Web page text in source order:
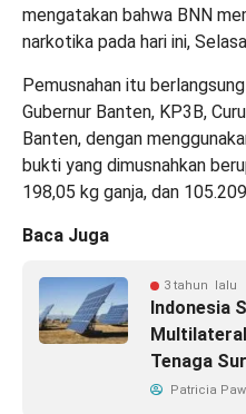
mengatakan bahwa BNN
narkotika pada hari ini,
Pemusnahan itu
Gubernur Banten, KP3B,
Banten, dengan
bukti yang dimusnahkan
198,05 kg ganja, dan
Baca Juga
3 tahun lalu
Indonesia
Tenaga
Patricia